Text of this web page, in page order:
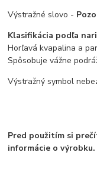
Výstražné slovo -
Klasifikácia podľa
Horľavá kvapalina a
Spôsobuje vážne
Výstražný symbol
Pred použitím si
informácie o výrobku.